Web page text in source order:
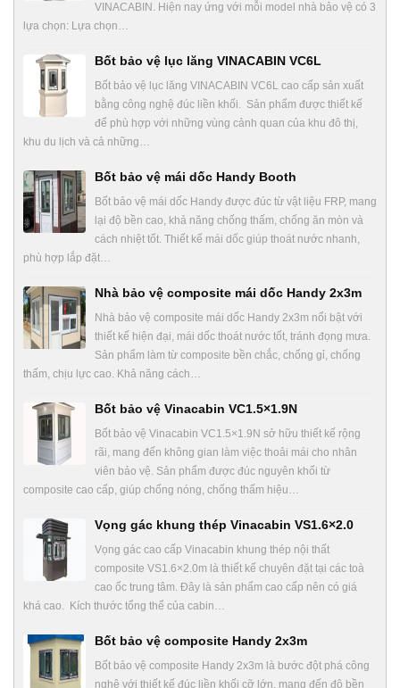
VINACABIN. Hiện nay ứng với mỗi model nhà bảo vệ có 3
lựa chọn: Lựa chọn…
Bốt bảo vệ lục lăng VINACABIN VC6L
Bốt bảo vệ lục lăng VINACABIN VC6L cao cấp sản xuất
bằng công nghệ đúc liền khối. Sản phẩm được thiết kế
để phù hợp với những vùng cảnh quan của khu đô thị,
khu du lịch và cả những…
Bốt bảo vệ mái dốc Handy Booth
Bốt bảo vệ mái dốc Handy được đúc từ vật liệu FRP, mang
lại độ bền cao, khả năng chống thấm, chống ăn mòn và
cách nhiệt tốt. Thiết kế mái dốc giúp thoát nước nhanh,
phù hợp lắp đặt…
Nhà bảo vệ composite mái dốc Handy 2x3m
Nhà bảo vệ composite mái dốc Handy 2x3m nổi bật với
thiết kế hiện đại, mái dốc thoát nước tốt, tránh đọng mưa.
Sản phẩm làm từ composite bền chắc, chống gỉ, chống
thấm, chịu lực cao. Khả năng cách…
Bốt bảo vệ Vinacabin VC1.5×1.9N
Bốt bảo vệ Vinacabin VC1.5×1.9N sở hữu thiết kế rộng
rãi, mang đến không gian làm việc thoải mái cho nhân
viên bảo vệ. Sản phẩm được đúc nguyên khối từ
composite cao cấp, giúp chống nóng, chống thấm hiệu…
Vọng gác khung thép Vinacabin VS1.6×2.0
Vọng gác cao cấp Vinacabin khung thép nội thất
composite VS1.6×2.0m là thiết kế chuyên đặt tại các toà
cao ốc trung tâm. Đây là sản phẩm cao cấp nên có giá
khá cao. Kích thước tổng thể của cabin…
Bốt bảo vệ composite Handy 2x3m
Bốt bảo vệ composite Handy 2x3m là bước đột phá công
nghệ với thiết kế đúc liền khối cỡ lớn, mang đến độ bền